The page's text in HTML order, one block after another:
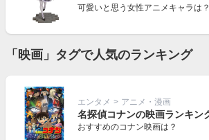
可愛いと思う女性アニメキャラは？
「映画」タグで人気のランキング
エンタメ > アニメ・漫画
名探偵コナンの映画ランキン
おすすめのコナン映画は？